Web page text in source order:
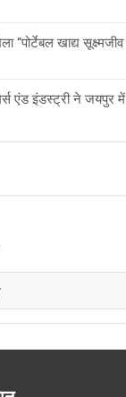
“पोर्टेबल खाद्य
एंड इंडस्ट्री ने जयपुर में